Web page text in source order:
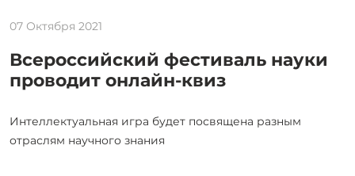
07 Октября 2021
Всероссийский фестиваль науки
проводит онлайн-квиз
Интеллектуальная игра будет посвящена разным
отраслям научного знания